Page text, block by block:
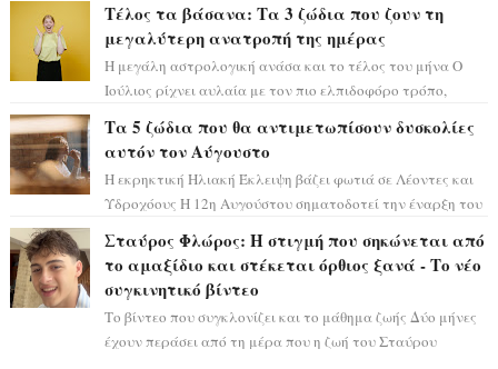
Τέλος τα βάσανα: Τα 3 ζώδια που ζουν τη
μεγαλύτερη ανατροπή της ημέρας
Η μεγάλη αστρολογική ανάσα και το τέλος του μήνα Ο
Ιούλιος ρίχνει αυλαία με τον πιο ελπιδοφόρο τρόπο,
Τα 5 ζώδια που θα αντιμετωπίσουν δυσκολίες
αυτόν τον Αύγουστο
Η εκρηκτική Ηλιακή Έκλειψη βάζει φωτιά σε Λέοντες και
Υδροχόους Η 12η Αυγούστου σηματοδοτεί την έναρξη του
Σταύρος Φλώρος: Η στιγμή που σηκώνεται από
το αμαξίδιο και στέκεται όρθιος ξανά - Το νέο
συγκινητικό βίντεο
Το βίντεο που συγκλονίζει και το μάθημα ζωής Δύο μήνες
έχουν περάσει από τη μέρα που η ζωή του Σταύρου